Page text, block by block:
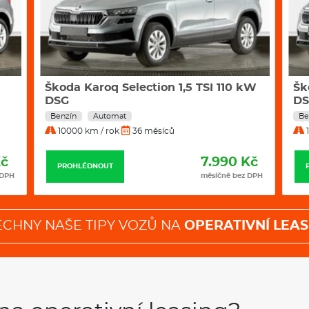
VozyTOYOTAjsou vyhlášeny
TOYOTA naoperativní leasingi
technologie a jízdní vlastnosti v
Škoda Karoq Selection 1,5 TSI 110 kW
DSG
Benzín Automat
10000 km / rok 36 měsíců
PROHLÉDNOUT 7.990 Kč
měsíčně bez DPH
NAŠE TIPY VOZŮ NA OPERATIVNÍ